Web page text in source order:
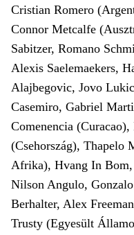
Cristian Romero
Connor Metcalfe
Sabitzer, Romano
Alexis Saelemaekers,
Alajbegovic, Jovo
Casemiro, Gabriel
Comenencia
(Csehország), Thapelo
Afrika), Hvang In
Nilson Angulo,
Berhalter, Alex
Trusty (Egyesült